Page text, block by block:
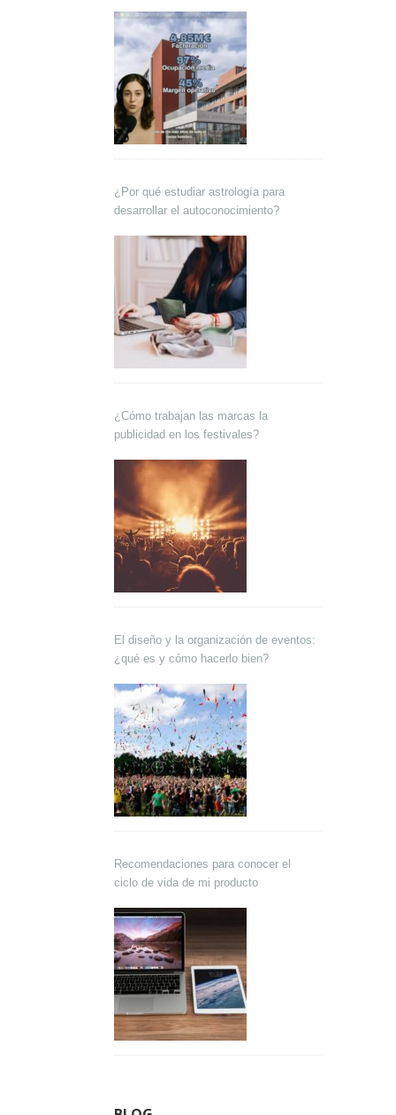
¿Por qué estudiar astrología para
desarrollar el autoconocimiento?
¿Cómo trabajan las marcas la
publicidad en los festivales?
El diseño y la organización de eventos:
¿qué es y cómo hacerlo bien?
Recomendaciones para conocer el
ciclo de vida de mi producto